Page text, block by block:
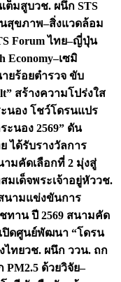
ต็มสูบวช. ผนึก STS
สุขภาพ–สิ่งแวดล้อม
Forum ไทย–ญี่ปุ่น
Economy–เซมิ
ายร้อยตำรวจ ขับ
สร้างความโปร่งใส
นอง โชว์โดรนแปร
นอง 2569” ดัน
ได้รับรางวัลการ
มคัดเลือกที่ 2 มุ่งสู่
มเด็จพระเจ้าอยู่หัววช.
นามแข่งขันการ
ทาน ปี 2569 สนามคัด
ปิดศูนย์พัฒนา “โดรน
ไทยวช. ผนึก ววน. ถก
ด้วยวิจัย–